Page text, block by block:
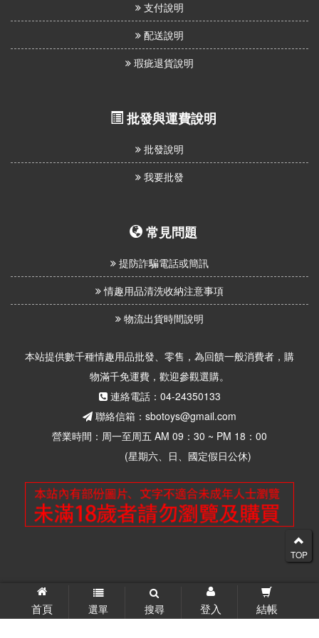
首頁 選單 搜尋 登入 結帳
支付說明
配送說明
瑕疵退貨說明
批發與運費說明
批發說明
我要批發
常見問題
提防詐騙電話或簡訊
情趣用品清洗收納注意事項
物流出貨時間說明
本站提供數千種情趣用品批發、零售，為回饋一般消費者，購
物滿千免運費，歡迎參觀選購。
連絡電話：04-24350133
聯絡信箱：sbotoys@gmail.com
營業時間：周一至周五 AM 09：30 ~ PM 18：00
(星期六、日、國定假日公休)
© 2026 思柏情趣用品批發零售 版權所有
TOP